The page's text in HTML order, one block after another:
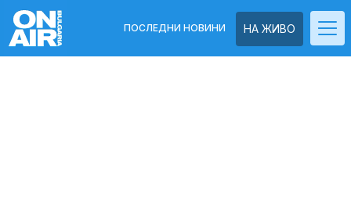
НА ЖИВО
ПОСЛЕДНИ НОВИНИ